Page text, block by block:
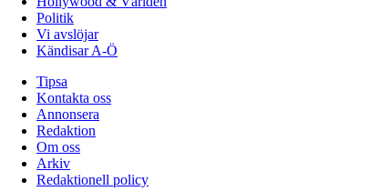
Politik
Vi avslöjar
Kändisar A-Ö
Tipsa
Kontakta oss
Annonsera
Redaktion
Om oss
Arkiv
Redaktionell policy